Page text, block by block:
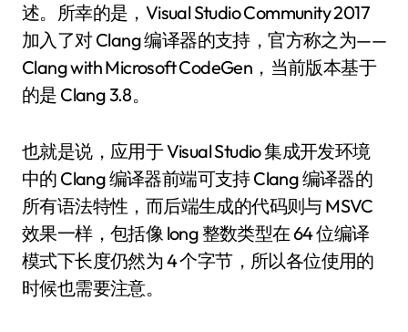
述。所幸的是，Visual Studio Community 2017
加入了对 Clang 编译器的支持，官方称之为——
Clang with Microsoft CodeGen，当前版本基于
的是 Clang 3.8。
也就是说，应用于 Visual Studio 集成开发环境
中的 Clang 编译器前端可支持 Clang 编译器的
所有语法特性，而后端生成的代码则与 MSVC
效果一样，包括像 long 整数类型在 64 位编译
模式下长度仍然为 4 个字节，所以各位使用的
时候也需要注意。